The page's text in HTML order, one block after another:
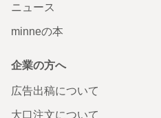
ニュース
minneの本
企業の方へ
広告出稿について
大口注文について